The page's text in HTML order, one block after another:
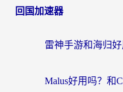
回国加速器